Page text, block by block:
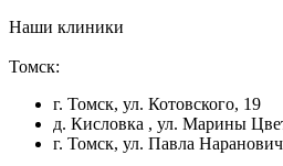
Наши клиники
Томск:
г. Томск, ул. Котовского, 19
д. Кисловка , ул. Марины
г. Томск, ул. Павла